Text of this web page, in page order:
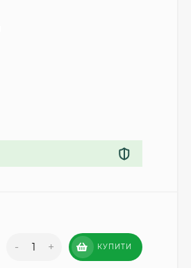
- + КУПИТИ